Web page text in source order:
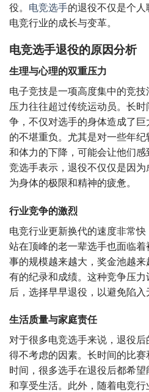
役。 电竞选手的退役不仅是个
电竞行业的成长与变革。
电竞选手退役的原因分析
生理与心理的双重压力
电子竞技是一项高度集中的竞
压力往往超过传统运动员。长
争，不仅对选手的身体造成了
的不堪重负。尤其是对一些年
和体力的下降，可能会让他们
竞选手表示，退役不仅仅是因
为身体的极限和精神的疲惫。
行业竞争的激烈
电竞行业更新换代的速度非常
站在顶峰的老一辈选手也面临
事的规模越来越大，奖金池越
有的纪录和成绩。这种竞争压
后，选择早早退役，以避免陷入
生活质量与家庭责任
对于很多电竞选手来说，退役
得不考虑的因素。长时间的比
时间，很多选手在退役后都希
和享受生活。此外，随着电竞